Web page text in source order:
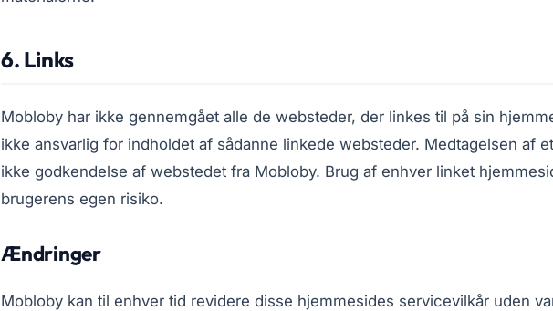
6. Links
Mobloby har ikke gennemgået alle de websteder, der linkes til på sin
ikke ansvarlig for indholdet af sådanne linkede websteder. Medtagelsen af
ikke godkendelse af webstedet fra Mobloby. Brug af enhver linket
brugerens egen risiko.
Ændringer
Mobloby kan til enhver tid revidere disse hjemmesides servicevilkår uden